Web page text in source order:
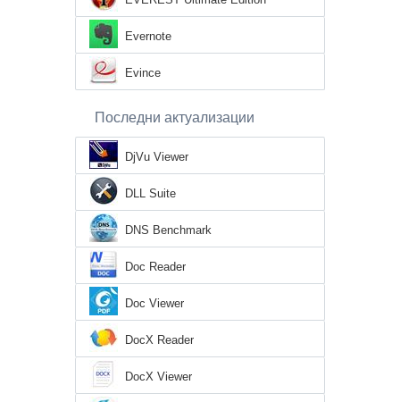
Evernote
Evince
Последни актуализации
DjVu Viewer
DLL Suite
DNS Benchmark
Doc Reader
Doc Viewer
DocX Reader
DocX Viewer